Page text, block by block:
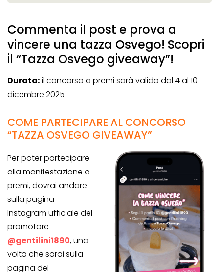
Commenta il post e prova a
vincere una tazza Osvego! Scopri
il “Tazza Osvego giveaway”!
Durata:il concorso a premi sarà valido dal 4 al 10
dicembre 2025
COME PARTECIPARE AL CONCORSO
“TAZZA OSVEGO GIVEAWAY”
Per poter partecipare
alla manifestazione a
premi, dovrai andare
sulla pagina
Instagram ufficiale del
promotore
@gentilini1890, una
volta che sarai sulla
pagina del